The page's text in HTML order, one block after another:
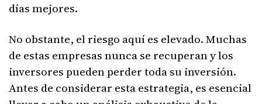
días mejores.
No obstante, el riesgo aquí es elevado. Muchas
de estas empresas nunca se recuperan y los
inversores pueden perder toda su inversión.
Antes de considerar esta estrategia, es esencial